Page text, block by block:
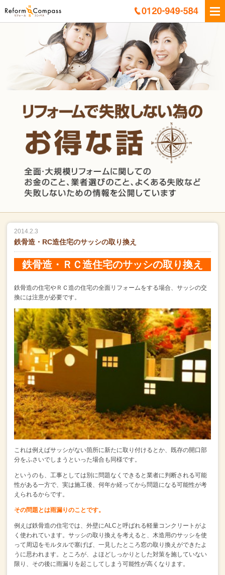
2014.2.3
鉄骨造・RC造住宅のサッシの取り換え
鉄骨造・ＲＣ造住宅のサッシの取り換え
鉄骨造の住宅やＲＣ造の住宅の全面リフォームをする場合、 サッシの交
換には注意が必要です。
これは例えばサッシがない箇所に新たに取り付けるとか、 既存の開口部
分をふさいでしまうといった場合も同様です。
というのも、工事としては別に問題なくできると業者に判断される可能
性がある一方で、 実は施工後、何年か経ってから問題になる可能性が考
えられるからです。
その問題とは雨漏りのことです。
例えば鉄骨造の住宅では、外壁にALCと呼ばれる軽量コンクリートがよ
く使われています。 サッシの取り換えを考えると、木造用のサッシを使
って周辺をモルタルで塞げば、 一見したところ窓の取り換えができたよ
うに思われます。
ところが、よほどしっかりとした対策を施していない
限り、 その後に雨漏りを起こしてしまう可能性が高くなります。